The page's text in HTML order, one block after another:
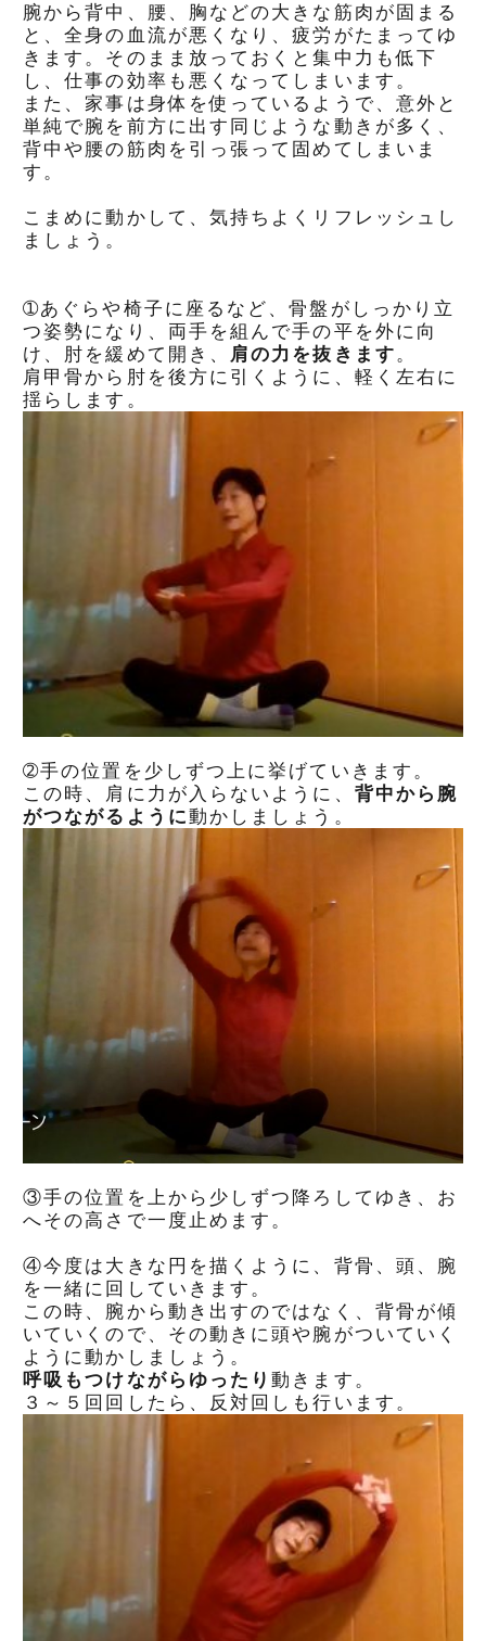
腕から背中、腰、胸などの大きな筋肉が固まる
と、全身の血流が悪くなり、疲労がたまってゆ
きます。そのまま放っておくと集中力も低下
し、仕事の効率も悪くなってしまいます。
また、家事は身体を使っているようで、意外と
単純で腕を前方に出す同じような動きが多く、
背中や腰の筋肉を引っ張って固めてしまいま
す。
こまめに動かして、気持ちよくリフレッシュし
ましょう。
➀あぐらや椅子に座るなど、骨盤がしっかり立
つ姿勢になり、両手を組んで手の平を外に向
け、肘を緩めて開き、
肩の力を抜きます 。
肩甲骨から肘を後方に引くように、軽く左右に
揺らします。
➁手の位置を少しずつ上に挙げていきます。
この時、肩に力が入らないように、 背中から腕
がつながるように動かしましょう。
③手の位置を上から少しずつ降ろしてゆき、お
へその高さで一度止めます。
④今度は大きな円を描くように、背骨、頭、腕
を一緒に回していきます。
この時、腕から動き出すのではなく、背骨が傾
いていくので、その動きに頭や腕がついていく
ように動かしましょう。
呼吸もつけながらゆったり動きます。
３～５回回したら、反対回しも行います。